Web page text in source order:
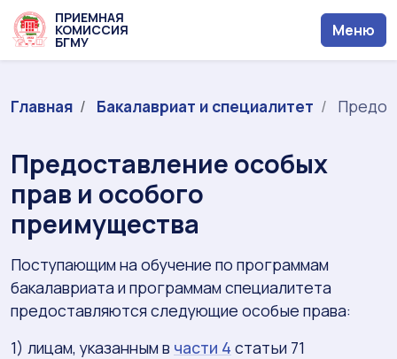
ПРИЕМНАЯ
КОМИССИЯ
БГМУ
Меню
Главная Бакалавриат и специалитет
Предоставление особых
прав и особого
преимущества
Поступающим на обучение по программам
бакалавриата и программам специалитета
предоставляются следующие особые права:
1) лицам, указанным в части 4 статьи 71